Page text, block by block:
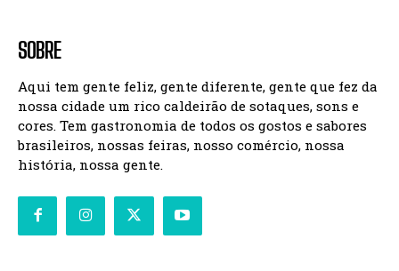
SOBRE
Aqui tem gente feliz, gente diferente, gente que fez da
nossa cidade um rico caldeirão de sotaques, sons e
cores. Tem gastronomia de todos os gostos e sabores
brasileiros, nossas feiras, nosso comércio, nossa
história, nossa gente.